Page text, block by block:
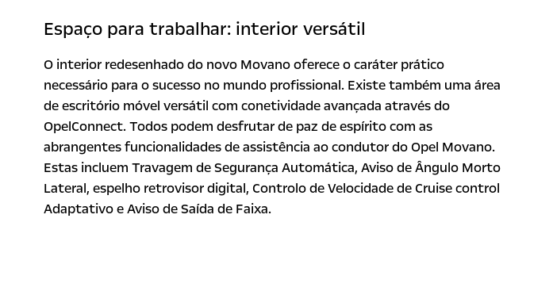
Espaço para trabalhar: interior versátil
O interior redesenhado do novo Movano oferece o caráter prático
necessário para o sucesso no mundo profissional. Existe também uma área
de escritório móvel versátil com conetividade avançada através do
OpelConnect. Todos podem desfrutar de paz de espírito com as
abrangentes funcionalidades de assistência ao condutor do Opel Movano.
Estas incluem Travagem de Segurança Automática, Aviso de Ângulo Morto
Lateral, espelho retrovisor digital, Controlo de Velocidade de Cruise control
Adaptativo e Aviso de Saída de Faixa.